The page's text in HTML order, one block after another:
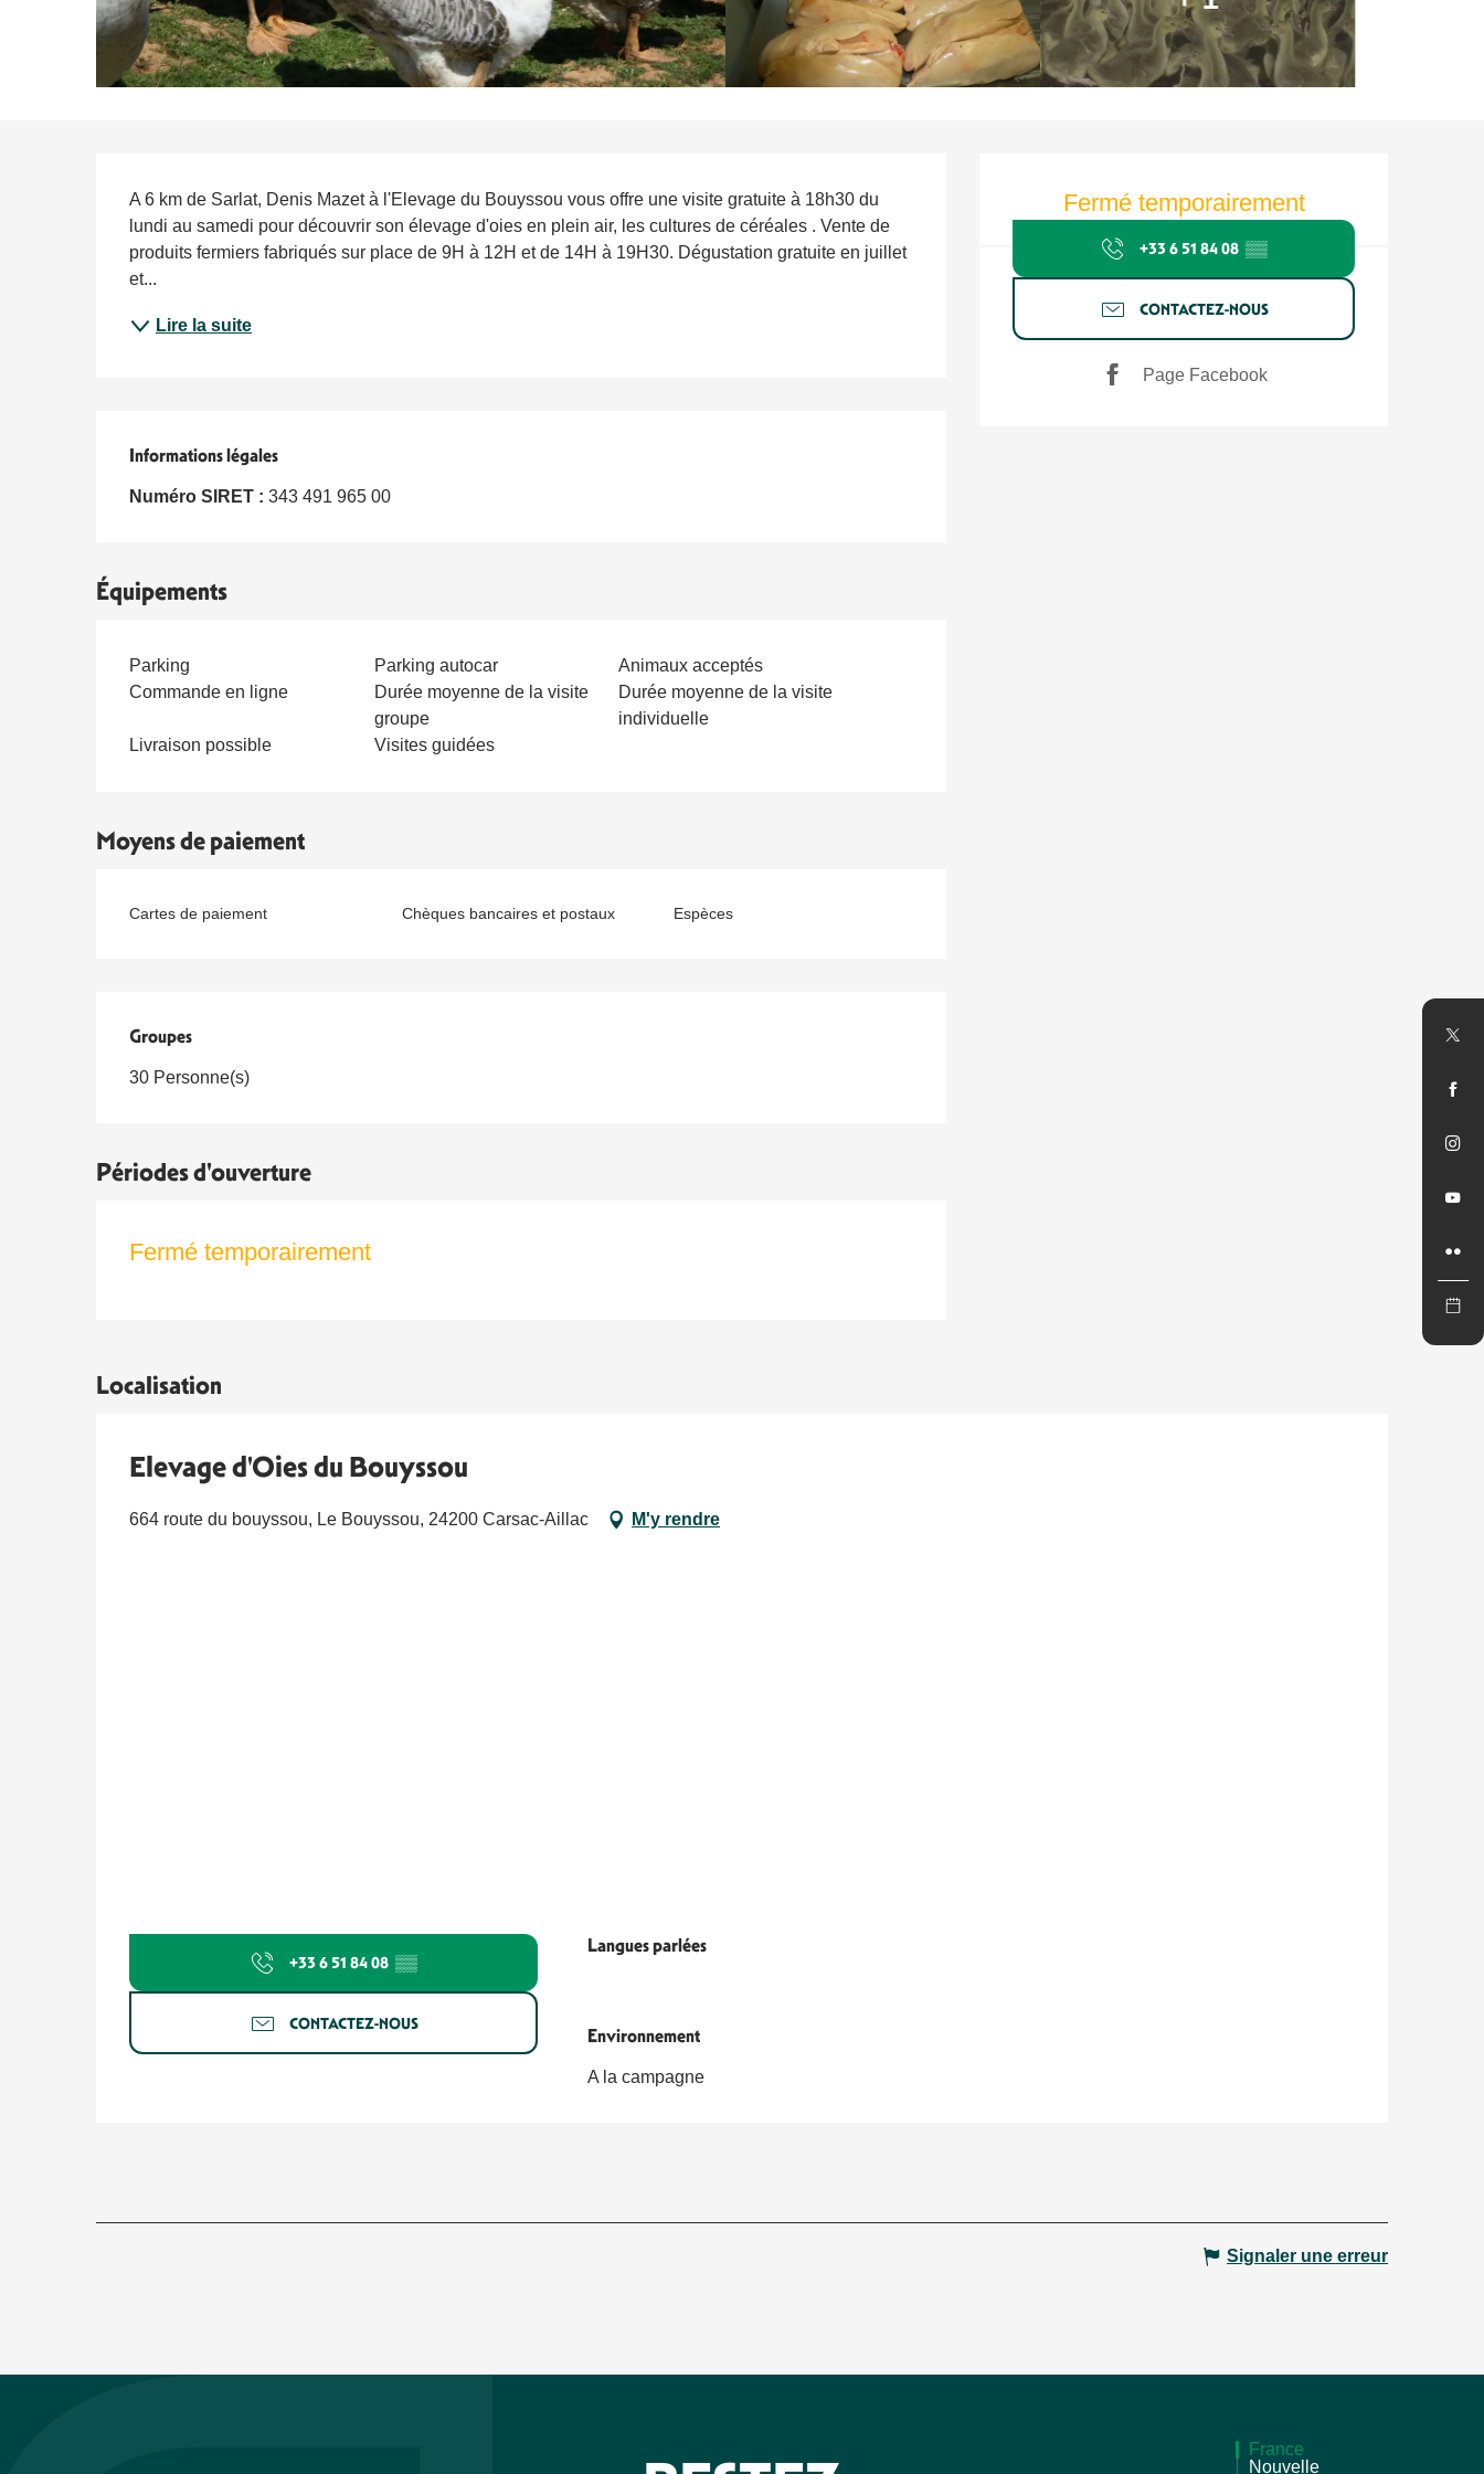
Ouverture et coordonnées
Fermé temporairement
+33 6 51 84 08 ▒▒
CONTACTEZ-NOUS
Page Facebook
Description
A 6 km de Sarlat, Denis Mazet à l'Elevage du Bouyssou vous offre une visite gratuite à 18h30 du
lundi au samedi pour découvrir son élevage d'oies en plein air, les cultures de céréales . Vente de
produits fermiers fabriqués sur place de 9H à 12H et de 14H à 19H30. Dégustation gratuite en juillet
et...
Lire la suite
Informations légales
Informations légales
Numéro SIRET : 343 491 965 00
Équipements
Parking Parking autocar
Animaux acceptés
Commande en ligne
Durée moyenne de la visite
groupe
Durée moyenne de la visite
individuelle
Livraison possible
Visites guidées
Moyens de paiement
Cartes de paiement Chèques bancaires et postaux Espèces
Groupes
Groupes
30 Personne(s)
Périodes d'ouverture
Fermé temporairement
Localisation
Elevage d'Oies du Bouyssou
664 route du bouyssou, Le Bouyssou, 24200 Carsac-Aillac M'y rendre
+33 6 51 84 08 ▒▒
CONTACTEZ-NOUS
Langues parlées
Langues parlées
Environnement
Environnement
A la campagne
Signaler une erreur
France
Nouvelle